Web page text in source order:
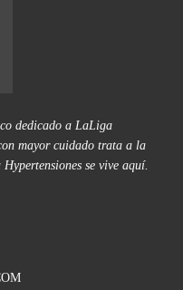
dedicado a LaLiga
mayor cuidado trata a la
se vive aquí.